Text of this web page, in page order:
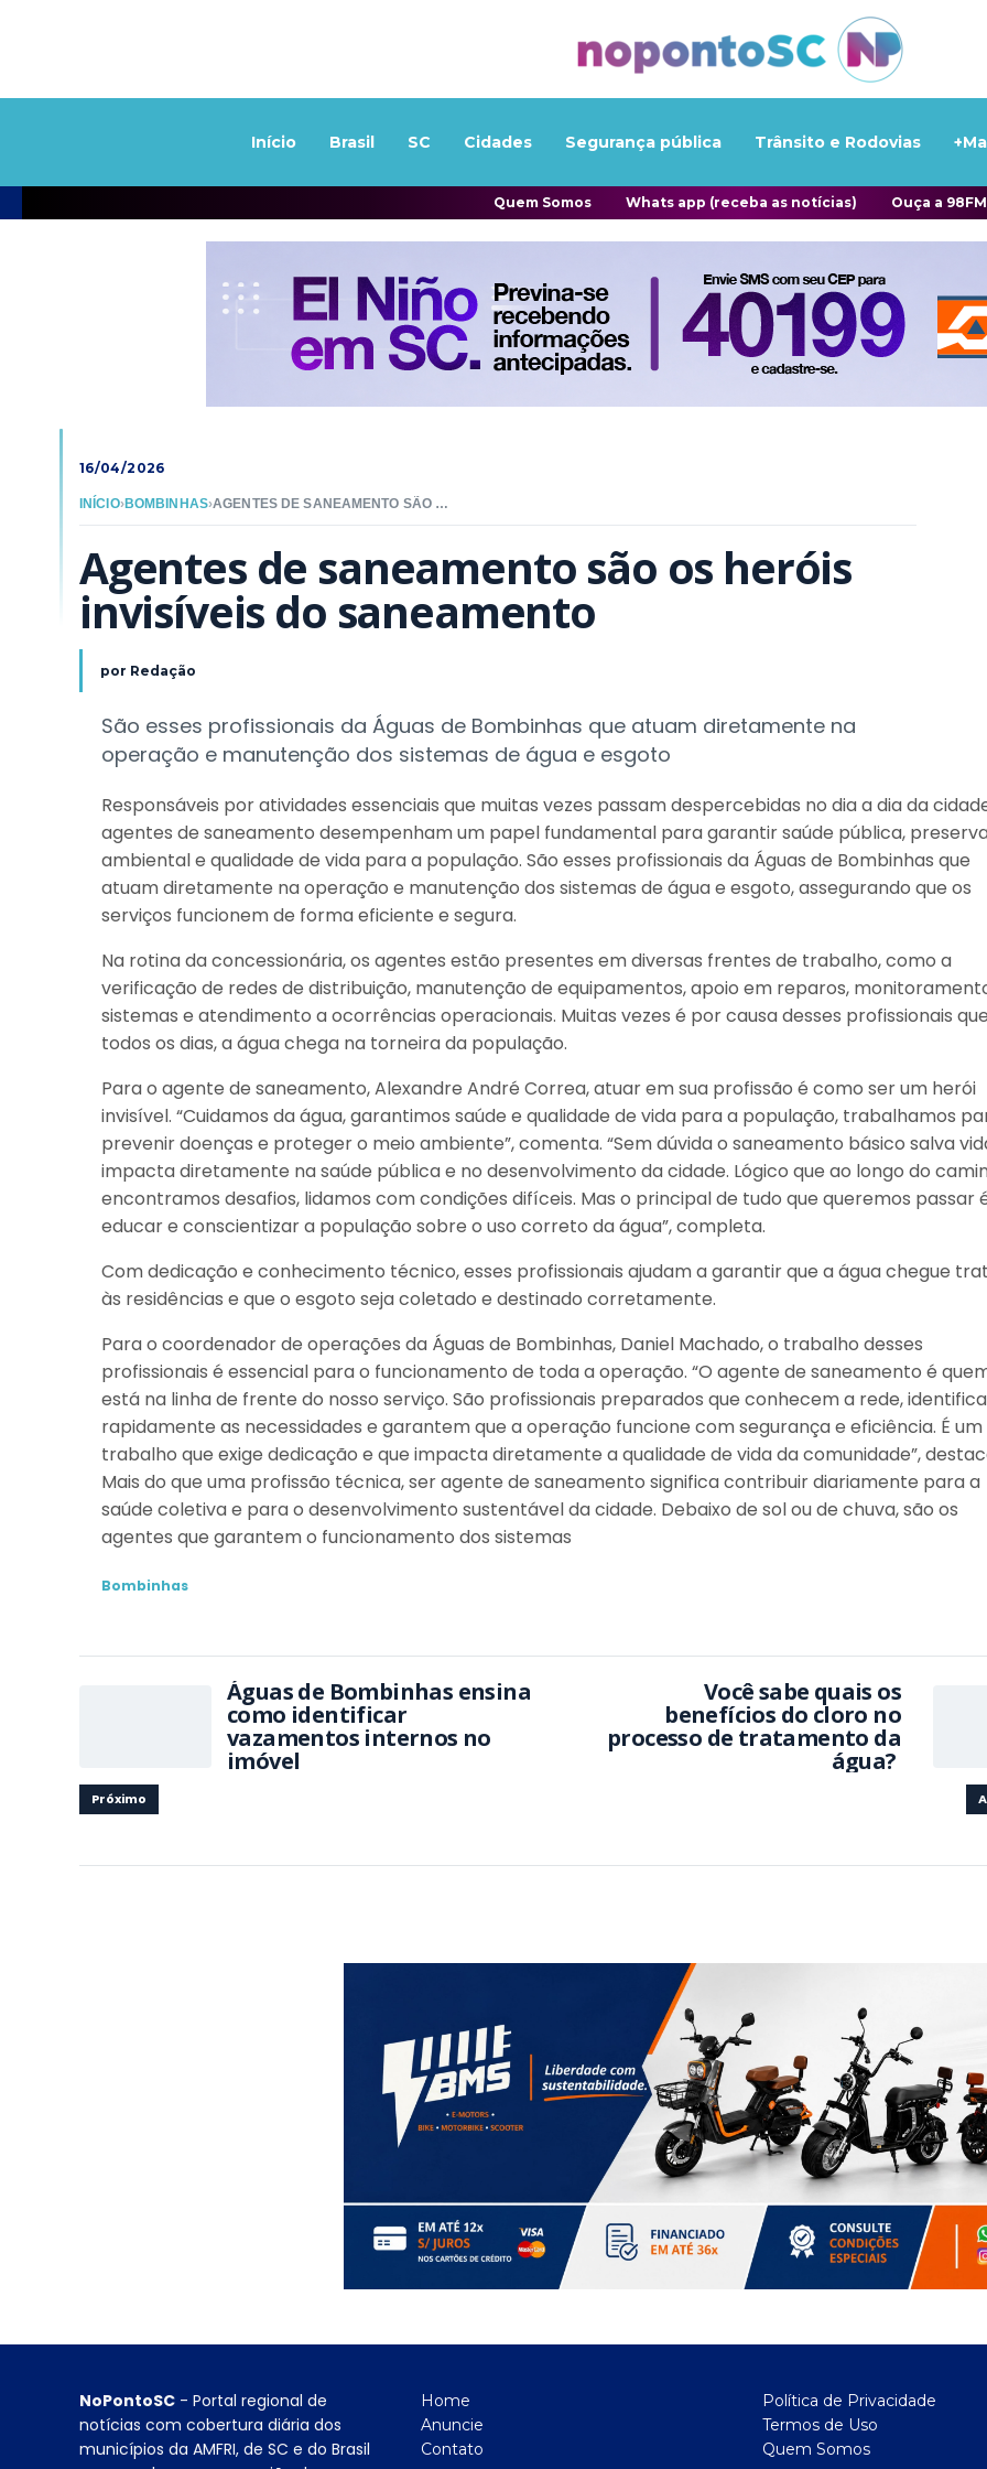
Início Brasil SC Cidades Segurança pública Trânsito e Rodovias
Quem Somos Whats app (receba as notícias) Ouça a 98FM
16/04/2026
INÍCIO›BOMBINHAS› AGENTES DE SANEAMENTO SÃO OS HERÓIS INVISÍVEIS DO SANEAMENTO
Agentes de saneamento são os heróis
invisíveis do saneamento
por Redação
São esses profissionais da Águas de Bombinhas que atuam diretamente na
operação e manutenção dos sistemas de água e esgoto
Responsáveis por atividades essenciais que muitas vezes passam despercebidas no dia a dia da
agentes de saneamento desempenham um papel fundamental para garantir saúde pública,
ambiental e qualidade de vida para a população. São esses profissionais da Águas de Bombinhas que
atuam diretamente na operação e manutenção dos sistemas de água e esgoto, assegurando que os
serviços funcionem de forma eficiente e segura.
Na rotina da concessionária, os agentes estão presentes em diversas frentes de trabalho, como a
verificação de redes de distribuição, manutenção de equipamentos, apoio em reparos,
sistemas e atendimento a ocorrências operacionais. Muitas vezes é por causa desses profissionais
todos os dias, a água chega na torneira da população.
Para o agente de saneamento, Alexandre André Correa, atuar em sua profissão é como ser um herói
invisível. “Cuidamos da água, garantimos saúde e qualidade de vida para a população, trabalhamos
prevenir doenças e proteger o meio ambiente”, comenta. “Sem dúvida o saneamento básico salva
impacta diretamente na saúde pública e no desenvolvimento da cidade. Lógico que ao longo do
encontramos desafios, lidamos com condições difíceis. Mas o principal de tudo que queremos passar
educar e conscientizar a população sobre o uso correto da água”, completa.
Com dedicação e conhecimento técnico, esses profissionais ajudam a garantir que a água chegue
às residências e que o esgoto seja coletado e destinado corretamente.
Para o coordenador de operações da Águas de Bombinhas, Daniel Machado, o trabalho desses
profissionais é essencial para o funcionamento de toda a operação. “O agente de saneamento é
está na linha de frente do nosso serviço. São profissionais preparados que conhecem a rede,
rapidamente as necessidades e garantem que a operação funcione com segurança e eficiência. É um
trabalho que exige dedicação e que impacta diretamente a qualidade de vida da comunidade”,
Mais do que uma profissão técnica, ser agente de saneamento significa contribuir diariamente para a
saúde coletiva e para o desenvolvimento sustentável da cidade. Debaixo de sol ou de chuva, são os
agentes que garantem o funcionamento dos sistemas
Bombinhas
Águas de Bombinhas ensina
como identificar
vazamentos internos no
imóvel
Próximo
Você sabe quais os
benefícios do cloro no
processo de tratamento da
água?
NoPontoSC - Portal regional de
notícias com cobertura diária dos
municípios da AMFRI, de SC e do Brasil
Home
Anuncie
Contato
Política de Privacidade
Termos de Uso
Quem Somos